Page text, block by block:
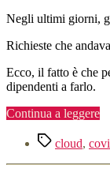
Negli ultimi giorni,
Richieste che
Ecco, il fatto è che
dipendenti a farlo.
Continua a leggere
Tag cloud,